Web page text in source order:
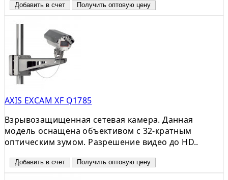
Добавить в счет Получить оптовую цену
AXIS EXCAM XF Q1785
Взрывозащищенная сетевая камера. Данная
модель оснащена объективом c 32-кратным
оптическим зумом. Разрешение видео до HD..
Добавить в счет Получить оптовую цену